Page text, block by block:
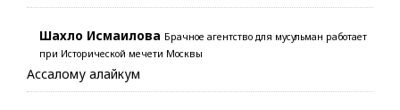
Шахло Исмаилова Брачное агентство для мусульман работает
при Исторической мечети Москвы
Ассалому алайкум